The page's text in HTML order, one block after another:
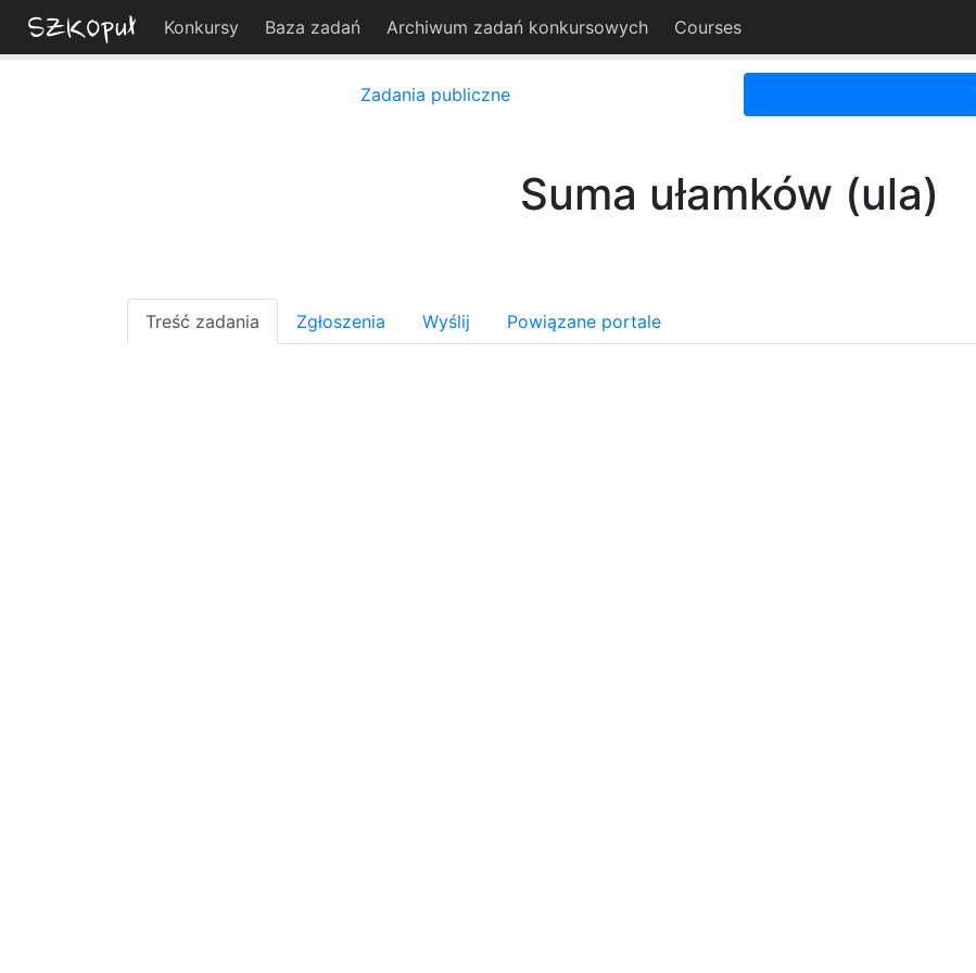
Konkursy Baza zadań Archiwum zadań konkursowych Courses
Zadania publiczne
Suma ułamków (ula)
Treść zadania Zgłoszenia Wyślij Powiązane portale